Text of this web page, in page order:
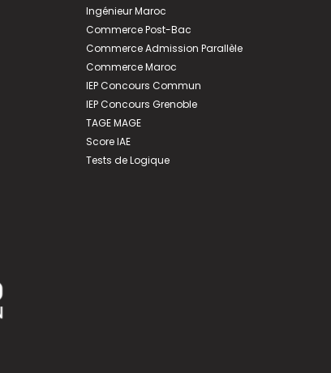
Ingénieur Maroc
Commerce Post-Bac
Commerce Admission Parallèle
Commerce Maroc
IEP Concours Commun
IEP Concours Grenoble
TAGE MAGE
Score IAE
Tests de Logique